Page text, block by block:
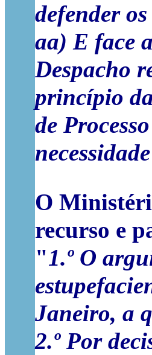
defender
aa) E face
Despacho
princípio
de
O
recurso e
"1.º O
Janeiro, a
2.º Por